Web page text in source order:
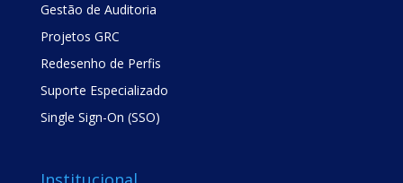
Gestão de Auditoria
Projetos GRC
Redesenho de Perfis
Suporte Especializado
Single Sign-On (SSO)